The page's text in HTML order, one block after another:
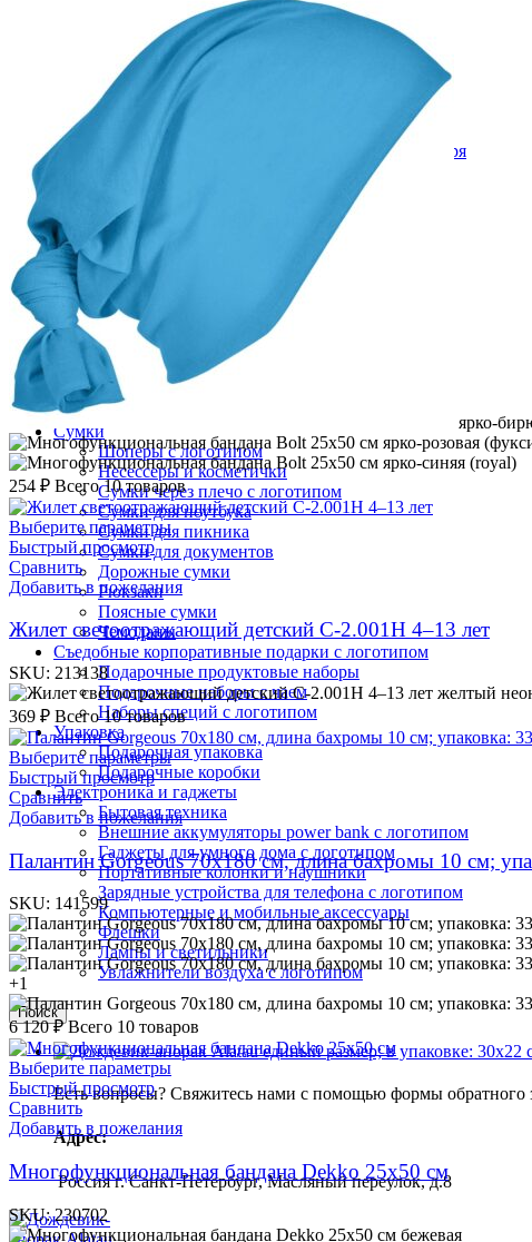
Подарки на День авиации
Подарки морякам
Подарки ко Дню шахтера
Подарки на День знаний 1 сентября
Подарки на День медицинского работника
Подарки на День металлурга
Подарки на День Победы 9 мая
Подарки на День полиции (милиции) 10 ноября
Подарки на День рождения компании
Подарки на День России 12 июня
Подарки на День учителя 5 октября
Подарки на День геолога
Подарки на День химика
Подарки на День юриста 3 декабря
Подарки начальнику
Подарки программистам
Подарки системным администраторам
Подарки ко Дню нефтяника
Подарок коллеге
Подарки детям
Подарки автомобилисту
Сумки
Шоперы с логотипом
Несессеры и косметички
Сумки через плечо с логотипом
Сумки для ноутбука
Сумки для пикника
Сумки для документов
Дорожные сумки
Рюкзаки
Поясные сумки
Чемоданы
Съедобные корпоративные подарки с логотипом
Подарочные продуктовые наборы
Подарочные наборы с чаем
Наборы специй с логотипом
Упаковка
Подарочная упаковка
Подарочные коробки
Электроника и гаджеты
Бытовая техника
Внешние аккумуляторы power bank с логотипом
Гаджеты для умного дома с логотипом
Портативные колонки и наушники
Зарядные устройства для телефона с логотипом
Компьютерные и мобильные аксессуары
Флешки
Лампы и светильники
Увлажнители воздуха с логотипом
Поиск
Есть вопросы? Свяжитесь нами с помощью формы
Адрес:
Россия г. Санкт-Петербург, Масляный переулок, д.8
ярко-
ярко-розовая
ярко-синяя (royal)
254 ₽ Всего 10 товаров
Выберите параметры
Быстрый просмотр
Сравнить
Добавить в пожелания
Жилет светоотражающий детский С-2.001Н 4–13 лет
SKU: 213138
желтый
369 ₽ Всего 10 товаров
Выберите параметры
Быстрый просмотр
Сравнить
Добавить в пожелания
Палантин Gorgeous 70х180 см, длина бахромы 10 см;
SKU: 141599
+1
6 120₽ Всего 10 товаров
Выберите параметры
Быстрый просмотр
Сравнить
Добавить в пожелания
Многофункциональная бандана Dekko 25х50 см
SKU:230702
бежевая